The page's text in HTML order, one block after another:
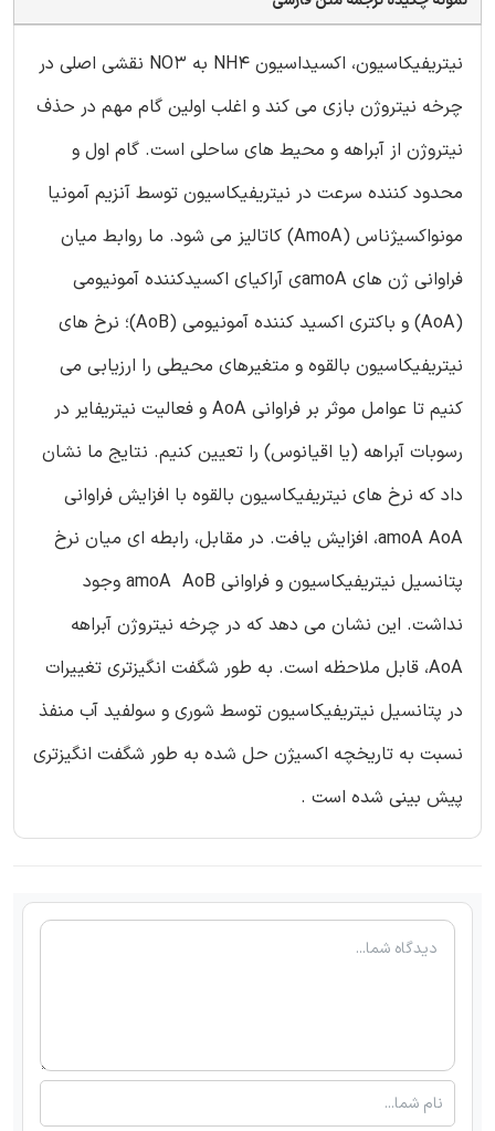
نیتریفیکاسیون، اکسیداسیون NH4 به NO3 نقشی اصلی در
چرخه نیتروژن بازی می کند و اغلب اولین گام مهم در حذف
نیتروژن از آبراهه و محیط های ساحلی است. گام اول و
محدود کننده سرعت در نیتریفیکاسیون توسط آنزیم آمونیا
مونواکسیژناس (AmoA) کاتالیز می شود. ما روابط میان
فراوانی ژن های amoAی آراکیای اکسیدکننده آمونیومی
(AoA) و باکتری اکسید کننده آمونیومی (AoB)؛ نرخ های
نیتریفیکاسیون بالقوه و متغیرهای محیطی را ارزیابی می
کنیم تا عوامل موثر بر فراوانی AoA و فعالیت نیتریفایر در
رسوبات آبراهه (یا اقیانوس) را تعیین کنیم. نتایج ما نشان
داد که نرخ های نیتریفیکاسیون بالقوه با افزایش فراوانی
amoA AoA، افزایش یافت. در مقابل، رابطه ای میان نرخ
پتانسیل نیتریفیکاسیون و فراوانی amoA AoB وجود
نداشت. این نشان می دهد که در چرخه نیتروژن آبراهه
AoA، قابل ملاحظه است. به طور شگفت انگیزتری تغییرات
در پتانسیل نیتریفیکاسیون توسط شوری و سولفید آب منفذ
نسبت به تاریخچه اکسیژن حل شده به طور شگفت انگیزتری
پیش بینی شده است .